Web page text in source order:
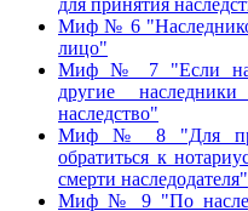
для принятия
Миф № 6
лицо"
Миф № 7 "Если
другие
наследство"
Миф № 8 "Для
обратиться к
смерти наследодателя"
Миф № 9 "По